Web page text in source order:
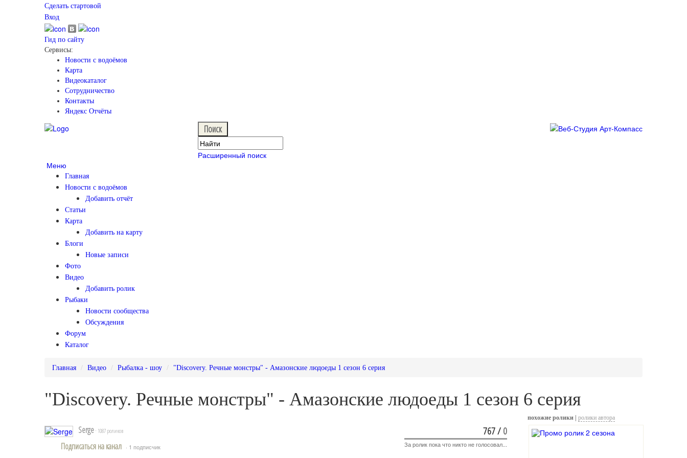
Сделать стартовой
Вход
Гид по сайту
Сервисы:
Новости с водоёмов
Карта
Видеокаталог
Сотрудничество
Контакты
Яндекс Отчёты
Расширенный поиск
Меню
Главная
Новости с водоёмов
Добавить отчёт
Статьи
Карта
Добавить на карту
Блоги
Новые записи
Фото
Видео
Добавить ролик
Рыбаки
Новости сообщества
Обсуждения
Форум
Каталог
Главная Видео Рыбалка - шоу "Discovery. Речные монстры" - Амазонские людоеды 1 сезон 6 серия
"Discovery. Речные монстры" - Амазонские людоеды 1 сезон 6 серия
Serge · 1087 роликов
Подписаться на канал · 1 подписчик
767/0
За ролик пока что никто не голосовал...
похожие ролики | ролики автора